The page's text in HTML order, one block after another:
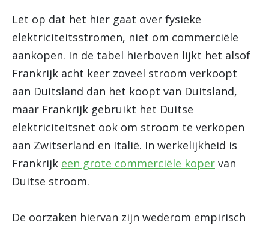
Let op dat het hier gaat over fysieke
elektriciteitsstromen, niet om commerciële
aankopen. In de tabel hierboven lijkt het alsof
Frankrijk acht keer zoveel stroom verkoopt
aan Duitsland dan het koopt van Duitsland,
maar Frankrijk gebruikt het Duitse
elektriciteitsnet ook om stroom te verkopen
aan Zwitserland en Italië. In werkelijkheid is
Frankrijk een grote commerciële koper van
Duitse stroom.
De oorzaken hiervan zijn wederom empirisch